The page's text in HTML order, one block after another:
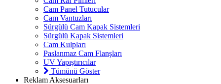
Cam Panel Tutucular
Cam Vantuzları
Sürgülü Cam Kapak Sistemleri
Sürgülü Kapak Sistemleri
Cam Kulpları
Paslanmaz Cam Flanşları
UV Yapıştırıcılar
Tümünü Göster
Reklam Aksesuarları